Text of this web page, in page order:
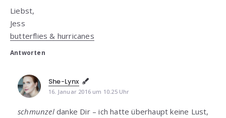
Liebst,
Jess
butterflies & hurricanes
Antworten
She-Lynx
16. Januar 2016 um 10:25 Uhr
schmunzeldanke Dir – ich hatte überhaupt keine Lust,